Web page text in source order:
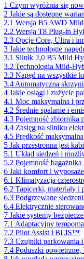
1 Czym wyróżnia się
2 Jakie są dostępne
2.1 Wersja B5 AWD
2.2 Wersja T8 Plug-in
2.3 Opcje Core, Ultra i
3 Jakie technologie
3.1 Silnik 2,0 B5 Mild
3.2 Technologia Mild-
3.3 Napęd na wszystkie
3.4 Automatyczna
4 Jakie osiągi i zużycie
4.1 Moc maksymalna i
4.2 Średnie spalanie i
4.3 Pojemność zbiornika
4.4 Zasięg na silniku
4.5 Prędkość maksymalna
5 Jak przestronna jest
5.1 Układ siedzeń i
5.2 Pojemność bagażnika
6 Jaki komfort i
6.1 Klimatyzacja
6.2 Tapicerki, materiały i
6.3 Podgrzewane
6.4 Elektrycznie
7 Jakie systemy
7.1 Adaptacyjny
7.2 Pilot Assist i BLIS™
7.3 Czujniki parkowania i
7.4 Poduszki